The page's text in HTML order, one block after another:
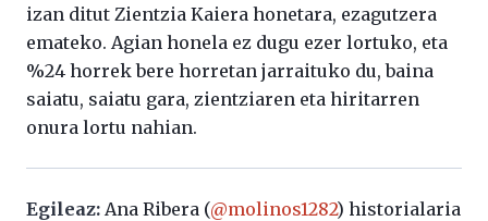
izan ditut Zientzia Kaiera honetara, ezagutzera
emateko. Agian honela ez dugu ezer lortuko, eta
%24 horrek bere horretan jarraituko du, baina
saiatu, saiatu gara, zientziaren eta hiritarren
onura lortu nahian.
Egileaz: Ana Ribera (@molinos1282) historialaria